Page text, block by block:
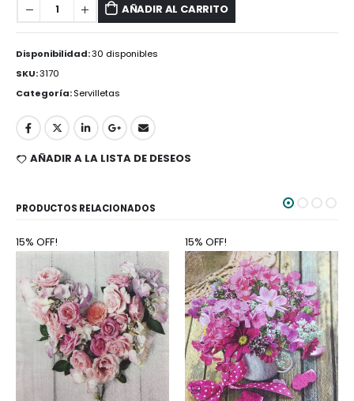
AÑADIR AL CARRITO
Disponibilidad:30 disponibles
SKU:3170
Categoría:Servilletas
AÑADIR A LA LISTA DE DESEOS
PRODUCTOS RELACIONADOS
15% OFF! 15% OFF!